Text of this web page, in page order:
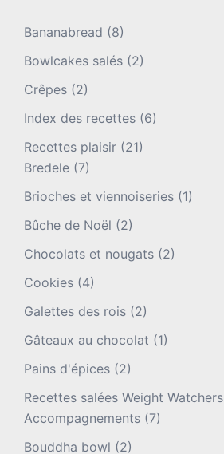
Bananabread (8)
Bowlcakes salés (2)
Crêpes (2)
Index des recettes (6)
Recettes plaisir (21)
Bredele (7)
Brioches et viennoiseries (1)
Bûche de Noël (2)
Chocolats et nougats (2)
Cookies (4)
Galettes des rois (2)
Gâteaux au chocolat (1)
Pains d'épices (2)
Recettes salées Weight Watchers
Accompagnements (7)
Bouddha bowl (2)